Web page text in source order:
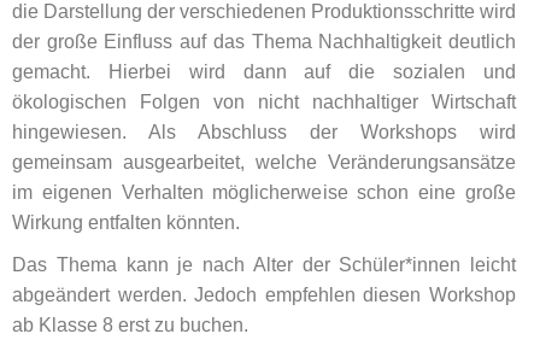
die Darstellung der verschiedenen Produktionsschritte wird
der große Einfluss auf das Thema Nachhaltigkeit deutlich
gemacht. Hierbei wird dann auf die sozialen und
ökologischen Folgen von nicht nachhaltiger Wirtschaft
hingewiesen. Als Abschluss der Workshops wird
gemeinsam ausgearbeitet, welche Veränderungsansätze
im eigenen Verhalten möglicherweise schon eine große
Wirkung entfalten könnten.
Das Thema kann je nach Alter der Schüler*innen leicht
abgeändert werden. Jedoch empfehlen diesen Workshop
ab Klasse 8 erst zu buchen.